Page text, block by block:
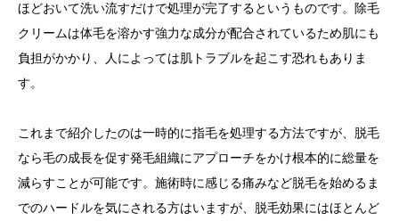
ほどおいて洗い流すだけで処理が完了するというものです。除毛
クリームは体毛を溶かす強力な成分が配合されているため肌にも
負担がかかり、人によっては肌トラブルを起こす恐れもありま
す。
これまで紹介したのは一時的に指毛を処理する方法ですが、脱毛
なら毛の成長を促す発毛組織にアプローチをかけ根本的に総量を
減らすことが可能です。施術時に感じる痛みなど脱毛を始めるま
でのハードルを気にされる方はいますが、脱毛効果にはほとんど